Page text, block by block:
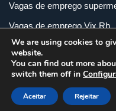
Vagas de emprego
Vagas de emprego Vix Rh
Vagas de empregos em
Vagas de empregos em loja
Vagas de empregos na
Vagas e Carreiras
We are using cookies to
website.
You can find out more
switch them off in
Aceitar Rejeitar